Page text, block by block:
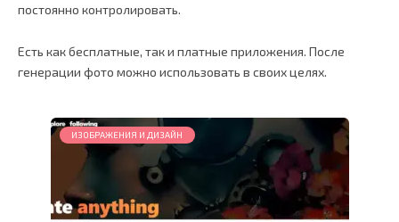
постоянно контролировать.
Есть как бесплатные, так и платные приложения. После
генерации фото можно использовать в своих целях.
ИЗОБРАЖЕНИЯ И ДИЗАЙН